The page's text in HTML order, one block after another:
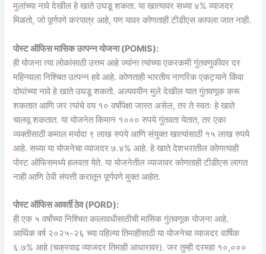
मुलांच्या नावे देखील हे खाते उघडू शकता. या खात्यावर सध्या ४% व्याजदर
मिळतो, जो पूर्णपणे करपात्र आहे, पण यावर कोणताही टीडीएस कापला जात नाही.
पोस्ट ऑफिस मासिक उत्पन्न योजना (POMIS):
ही योजना त्या लोकांसाठी उत्तम आहे ज्यांना त्यांच्या एकरकमी गुंतवणुकीवर दर
महिन्याला निश्चित उत्पन्न हवे आहे. कोणताही भारतीय नागरिक एकट्याने किंवा
दोघांच्या नावे हे खाते उघडू शकतो. अल्पवयीन मुले देखील यात गुंतवणूक करू
शकतात आणि जर त्यांचे वय १० वर्षांपेक्षा जास्त असेल, तर ते स्वतः हे खाते
चालवू शकतात. या योजनेत किमान १००० रुपये गुंतवता येतात, तर एका
व्यक्तीसाठी कमाल मर्यादा ९ लाख रुपये आणि संयुक्त खात्यांसाठी १५ लाख रुपये
आहे. सध्या या योजनेचा व्याजदर ७.४% आहे. हे खाते देशभरातील कोणत्याही
पोस्ट ऑफिसमध्ये हलवता येते. या योजनेतील व्याजावर कोणताही टीडीएस लागत
नाही आणि ठेवी संपत्ती करातून पूर्णपणे मुक्त आहेत.
पोस्ट ऑफिस आवर्ती ठेव (PORD):
ही एक ५ वर्षांच्या निश्चित कालावधीसाठीची मासिक गुंतवणूक योजना आहे.
आर्थिक वर्ष २०२५-२६ च्या पहिल्या तिमाहीसाठी या योजनेचा व्याजदर वार्षिक
६.७% आहे (चक्रवाढ व्याजदर तिमाही आधारावर). जर तुम्ही दरमहा १०,०००